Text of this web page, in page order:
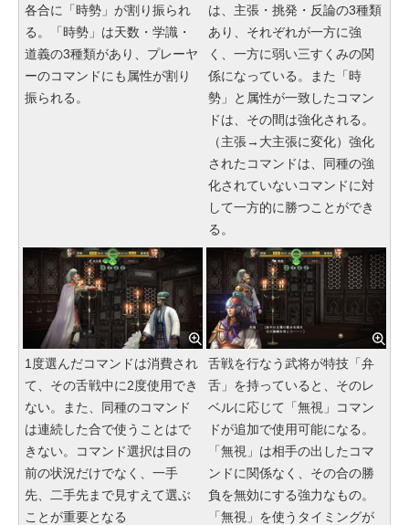
各合に「時勢」が割り振られ
る。「時勢」は天数・学識・
道義の3種類があり、プレーヤ
ーのコマンドにも属性が割り
振られる。
は、主張・挑発・反論の3種類
あり、それぞれが一方に強
く、一方に弱い三すくみの関
係になっている。また「時
勢」と属性が一致したコマン
ドは、その間は強化される。
（主張→大主張に変化）強化
されたコマンドは、同種の強
化されていないコマンドに対
して一方的に勝つことができ
る。
1度選んだコマンドは消費され
て、その舌戦中に2度使用でき
ない。また、同種のコマンド
は連続した合で使うことはで
きない。コマンド選択は目の
前の状況だけでなく、一手
先、二手先まで見すえて選ぶ
ことが重要となる
舌戦を行なう武将が特技「弁
舌」を持っていると、そのレ
ベルに応じて「無視」コマン
ドが追加で使用可能になる。
「無視」は相手の出したコマ
ンドに関係なく、その合の勝
負を無効にする強力なもの。
「無視」を使うタイミングが